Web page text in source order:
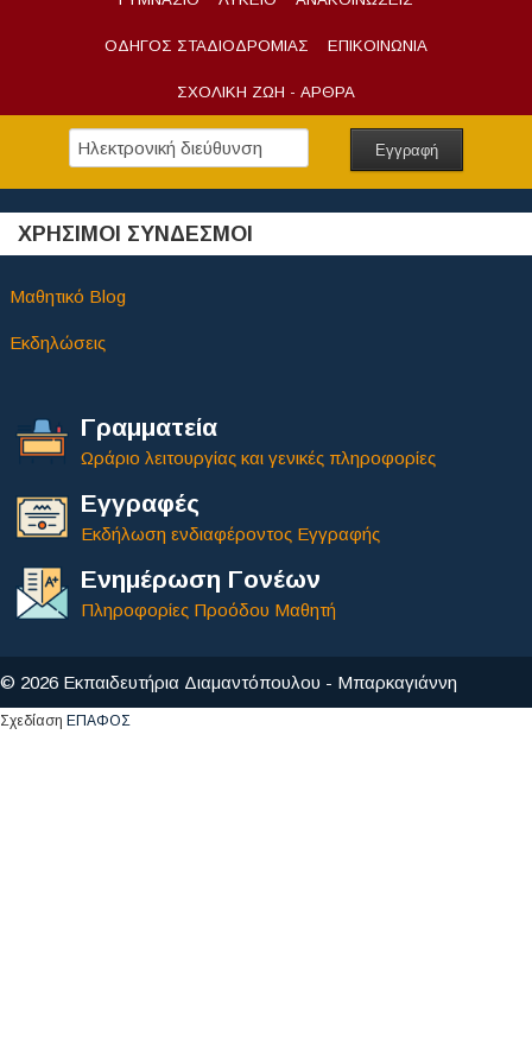
ΟΔΗΓΟΣ ΣΤΑΔΙΟΔΡΟΜΙΑΣ ΕΠΙΚΟΙΝΩΝΙΑ
ΣΧΟΛΙΚΗ ΖΩΗ - ΑΡΘΡΑ
ΧΡΗΣΙΜΟΙ ΣΥΝΔΕΣΜΟΙ
Μαθητικό Blog
Εκδηλώσεις
Γραμματεία
Ωράριο λειτουργίας και γενικές πληροφορίες
Εγγραφές
Εκδήλωση ενδιαφέροντος Εγγραφής
Ενημέρωση Γονέων
Πληροφορίες Προόδου Μαθητή
© 2026 Εκπαιδευτήρια Διαμαντόπουλου - Μπαρκαγιάννη
Σχεδίαση ΕΠΑΦΟΣ